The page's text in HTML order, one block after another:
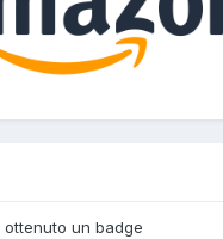
ottenuto un badge